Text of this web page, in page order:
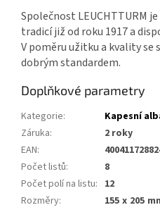
Společnost LEUCHTTURM
tradicí již od roku 1917 a
V poměru užitku a kvality
dobrým standardem.
Doplňkové parametry
Kategorie:
Kapesní
Záruka:
2 roky
EAN:
Počet listů:
8
Počet polí na listu: 12
Rozměry: 155 x 205